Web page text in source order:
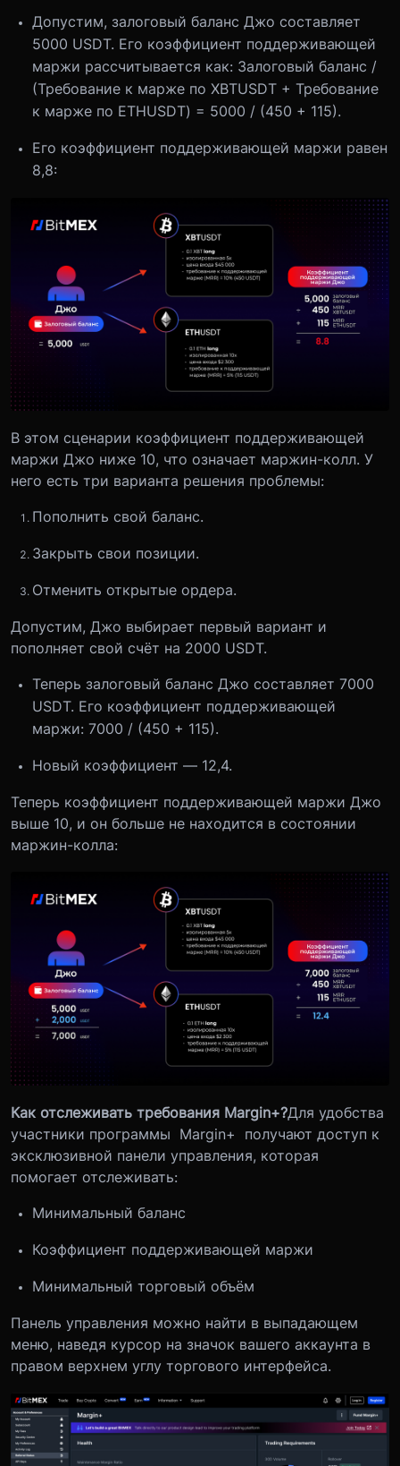
Допустим, залоговый баланс Джо составляет
5000 USDT. Его коэффициент поддерживающей
маржи рассчитывается как: Залоговый баланс /
(Требование к марже по XBTUSDT + Требование
к марже по ETHUSDT) = 5000 / (450 + 115).
Его коэффициент поддерживающей маржи равен
8,8:
В этом сценарии коэффициент поддерживающей
маржи Джо ниже 10, что означает маржин-колл. У
него есть три варианта решения проблемы:
Пополнить свой баланс.
Закрыть свои позиции.
Отменить открытые ордера.
Допустим, Джо выбирает первый вариант и
пополняет свой счёт на 2000 USDT.
Теперь залоговый баланс Джо составляет 7000
USDT. Его коэффициент поддерживающей
маржи: 7000 / (450 + 115).
Новый коэффициент — 12,4.
Теперь коэффициент поддерживающей маржи Джо
выше 10, и он больше не находится в состоянии
маржин-колла:
Как отслеживать требования Margin+?Для удобства
участники программы Margin+ получают доступ к
эксклюзивной панели управления, которая
помогает отслеживать:
Минимальный баланс
Коэффициент поддерживающей маржи
Минимальный торговый объём
Панель управления можно найти в выпадающем
меню, наведя курсор на значок вашего аккаунта в
правом верхнем углу торгового интерфейса.